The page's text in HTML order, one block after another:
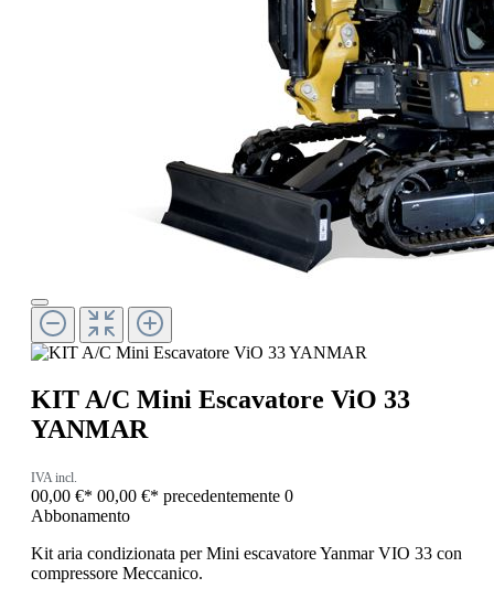
KIT A/C Mini Escavatore ViO 33
YANMAR
IVA incl.
00,00 €* 00,00 €* precedentemente 0
Abbonamento
Kit aria condizionata per Mini escavatore Yanmar VIO 33 con
compressore Meccanico.